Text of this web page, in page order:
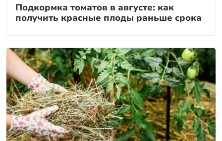
Подкормка томатов в августе: как
получить красные плоды раньше срока